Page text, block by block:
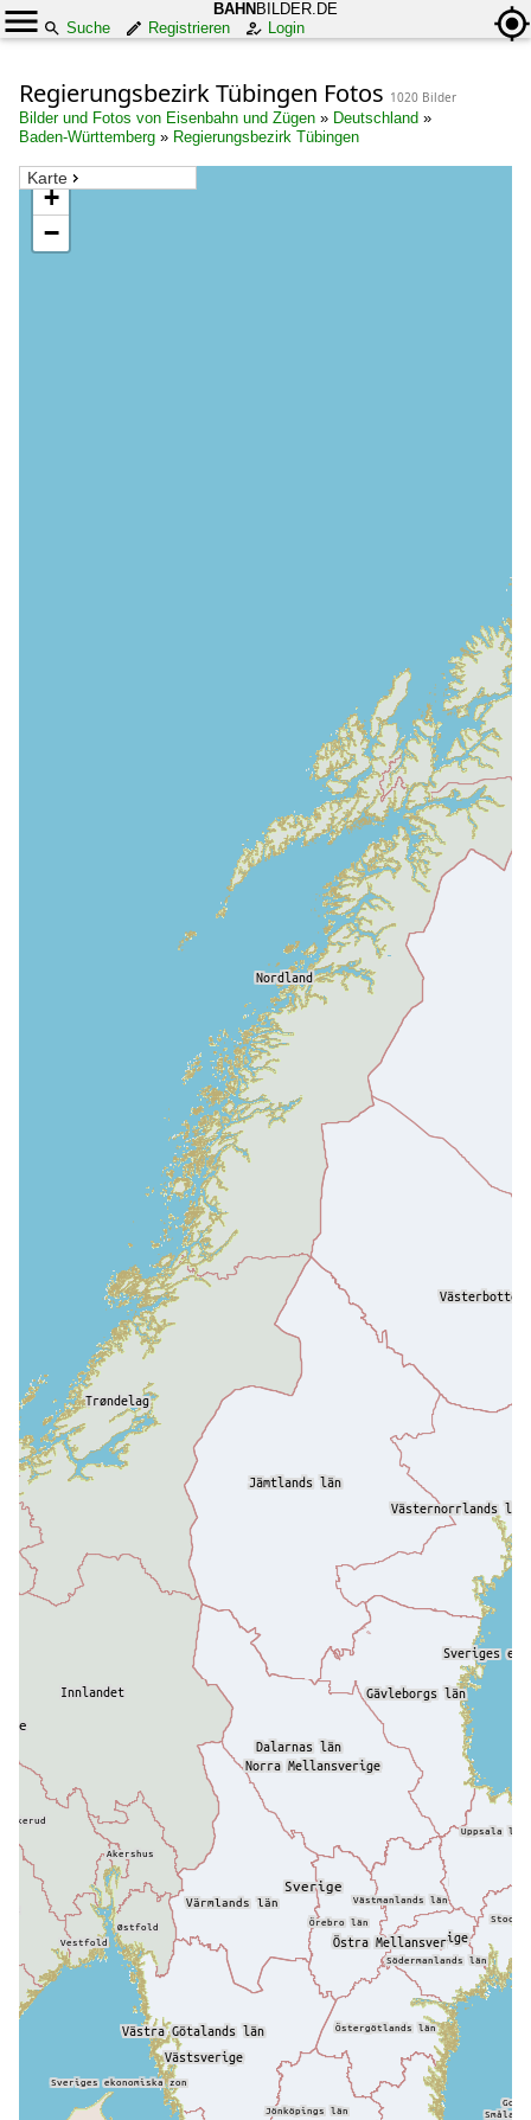
BAHN BILDER.DE
Suche
Registrieren Login
Regierungsbezirk Tübingen Fotos 1020 Bilder
Bilder und Fotos von Eisenbahn und Zügen » Deutschland »
Baden-Württemberg » Regierungsbezirk Tübingen
Karte
+
−